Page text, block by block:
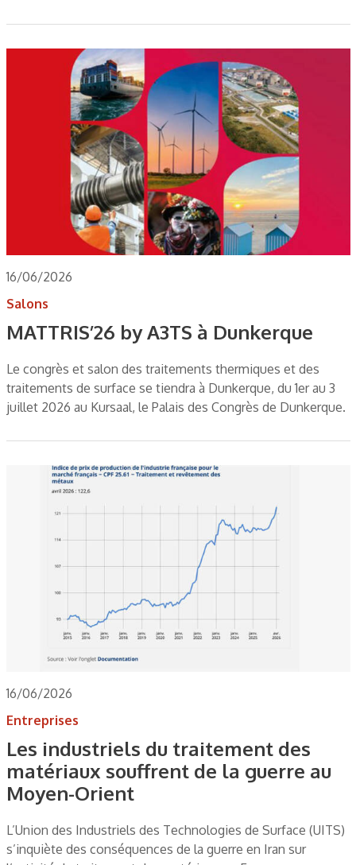
16/06/2026
Salons
MATTRIS’26 by A3TS à Dunkerque
Le congrès et salon des traitements thermiques et des
traitements de surface se tiendra à Dunkerque, du 1er au 3
juillet 2026 au Kursaal, le Palais des Congrès de Dunkerque.
16/06/2026
Entreprises
Les industriels du traitement des
matériaux souffrent de la guerre au
Moyen-Orient
L’Union des Industriels des Technologies de Surface (UITS)
s’inquiète des conséquences de la guerre en Iran sur